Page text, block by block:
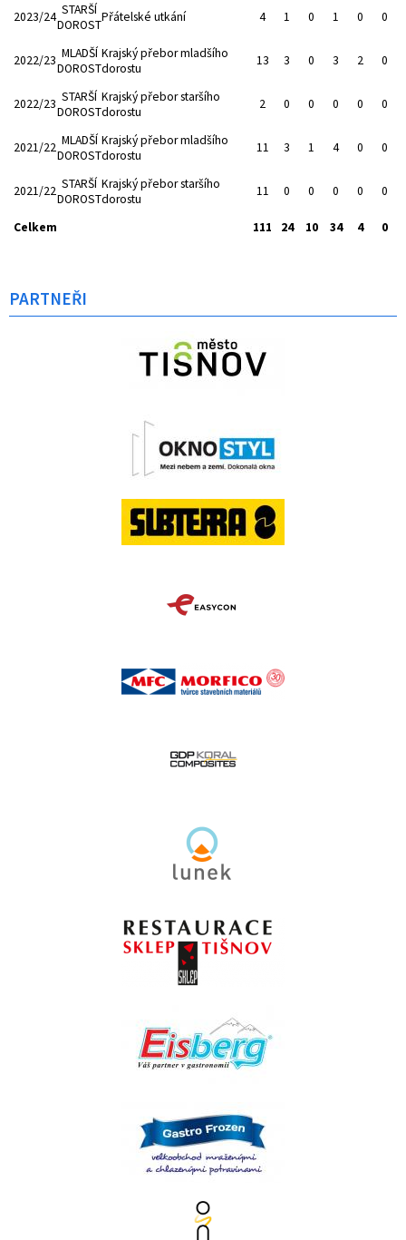
2023/24 STARŠÍ
DOROST
Přátelské utkání 4 1 0 1 0 0
2022/23 MLADŠÍ
DOROST
Krajský přebor mladšího
dorostu
13 3 0 3 2 0
2022/23 STARŠÍ
DOROST
Krajský přebor staršího
dorostu
2 0 0 0 0 0
2021/22 MLADŠÍ
DOROST
Krajský přebor mladšího
dorostu
11 3 1 4 0 0
2021/22 STARŠÍ
DOROST
Krajský přebor staršího
dorostu
11 0 0 0 0 0
Celkem 111 24 10 34 4 0
PARTNEŘI